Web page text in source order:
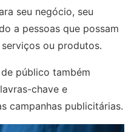
seu negócio, seu
a pessoas que possam
ou produtos.
público também
chave e
campanhas publicitárias.